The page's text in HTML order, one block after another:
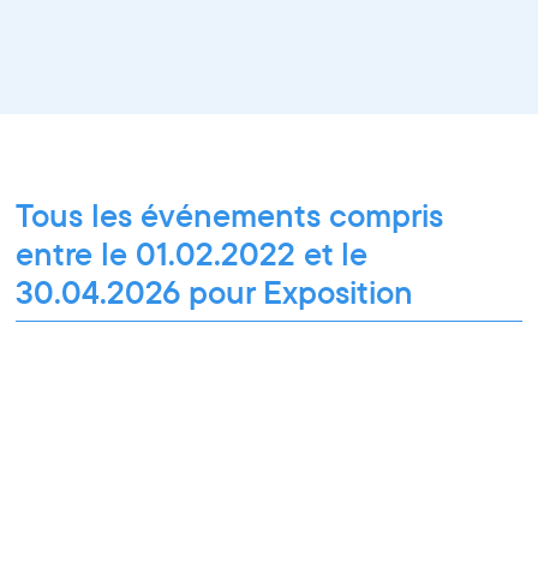
Tous les événements compris
entre le 01.02.2022 et le
30.04.2026 pour Exposition